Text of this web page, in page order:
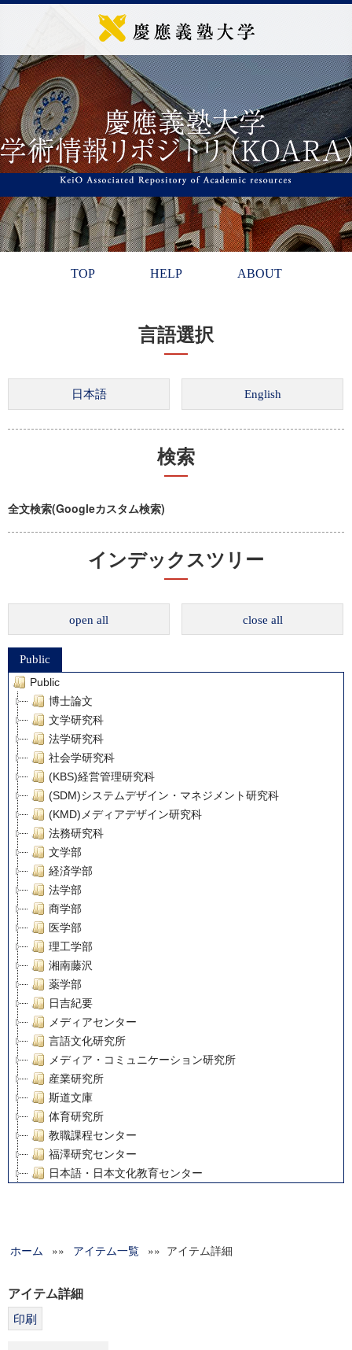
TOP HELP ABOUT
言語選択
検索
全文検索(Googleカスタム検索)
インデックスツリー
open all close all
Public
Public
博士論文
文学研究科
法学研究科
社会学研究科
(KBS)経営管理研究科
(SDM)システムデザイン・マネジメント研究科
(KMD)メディアデザイン研究科
法務研究科
文学部
経済学部
法学部
商学部
医学部
理工学部
湘南藤沢
薬学部
日吉紀要
メディアセンター
言語文化研究所
メディア・コミュニケーション研究所
産業研究所
斯道文庫
体育研究所
教職課程センター
福澤研究センター
日本語・日本文化教育センター
グローバルリサーチインスティテュート
科学研究費補助金研究成果報告書
ホーム »» アイテム一覧 »» アイテム詳細
アイテム詳細